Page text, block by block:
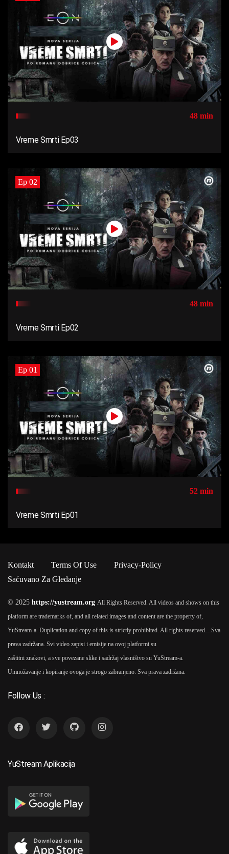
48 min
Vreme Smrti Ep03
Ep 02
48 min
Vreme Smrti Ep02
Ep 01
52 min
Vreme Smrti Ep01
Kontakt Terms Of Use
Privacy-Policy
Saćuvano Za Gledanje
© 2025 https://yustream.org All Rights Reserved. All videos and shows on this
platform are trademarks of, and all related images and content are the property of,
YuStream-a. Duplication and copy of this is strictly prohibited. All rights reserved… Sva
prava zadržana. Svi video zapisi i emisije na ovoj platformi su
zaštitni znakovi, a sve povezane slike i sadržaj vlasništvo su YuStream-a.
Umnožavanje i kopiranje ovoga je strogo zabranjeno. Sva prava zadržana.
Follow Us :
YuStream Aplikacija